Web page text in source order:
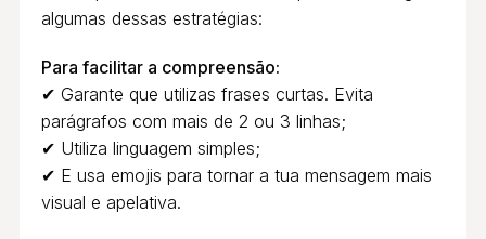
algumas dessas estratégias:
Para facilitar a compreensão:
✔ Garante que utilizas frases curtas. Evita
parágrafos com mais de 2 ou 3 linhas;
✔ Utiliza linguagem simples;
✔ E usa emojis para tornar a tua mensagem mais
visual e apelativa.